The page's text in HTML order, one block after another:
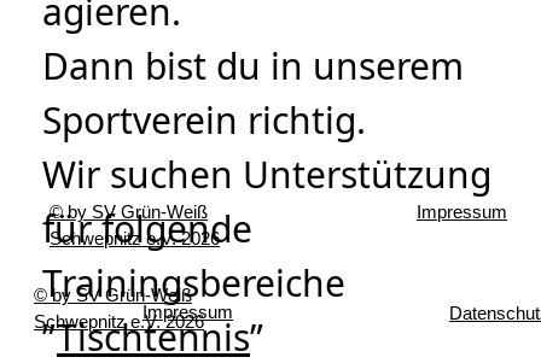
© by SV Grün-Weiß
Schwepnitz e.V. 2026
Impressum
© by SV Grün-Weiß
Schwepnitz e.V. 2026
agieren.
Dann bist du in unserem
Sportverein richtig.
Wir suchen Unterstützung
für folgende
Trainingsbereiche
”Tischtennis”
Impressum